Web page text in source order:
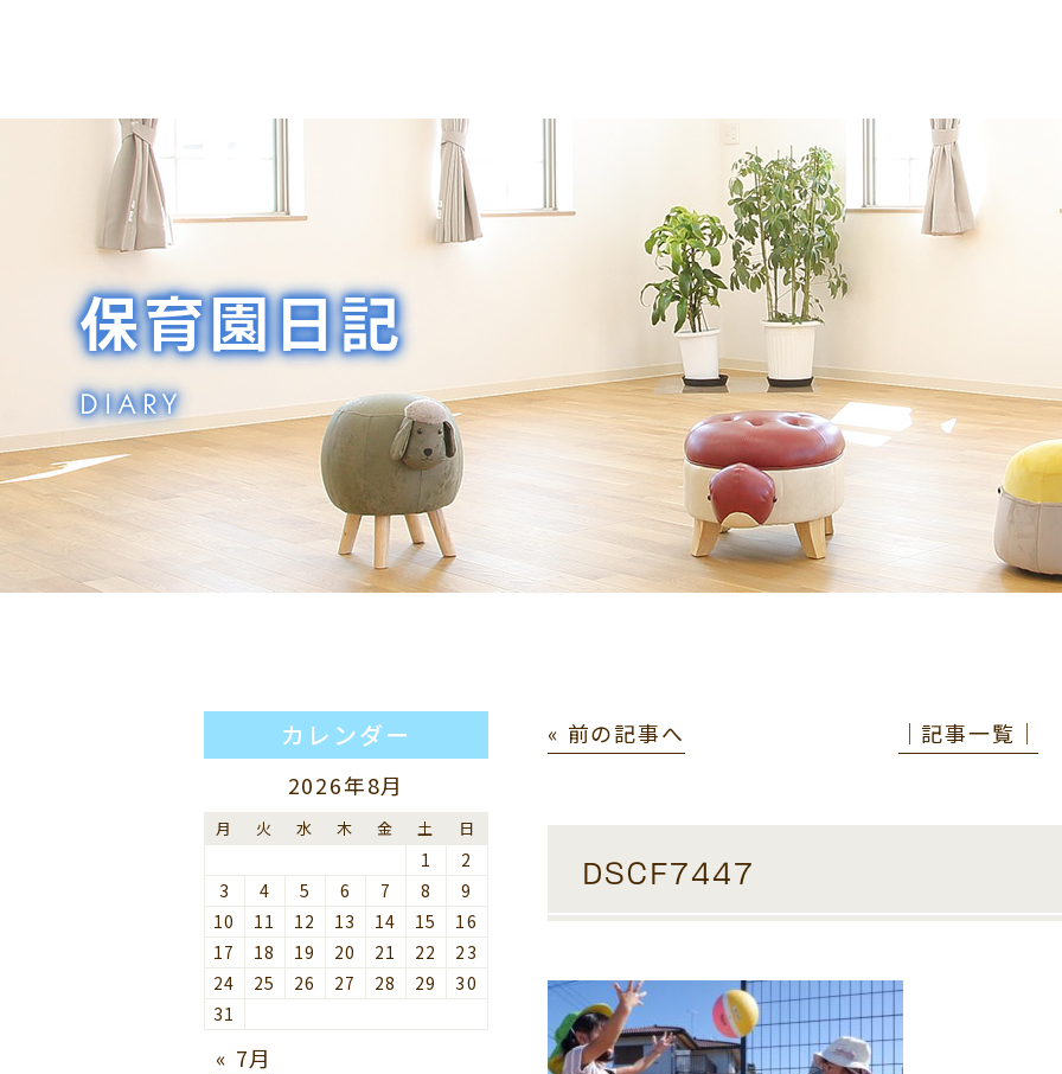
保育園日記
DIARY
« 前の記事へ │記事一覧│
DSCF7447
カレンダー
2026年8月
月 火 水 木 金 土 日
1
2
3
4 5 6 7 8
9
10
11 12 13 14 15
16
17
18 19 20 21 22
23
24
25 26 27 28 29
30
31
« 7月